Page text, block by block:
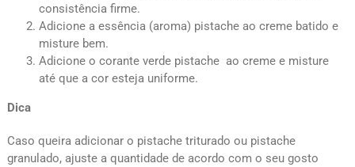
consistência firme.
Adicione a essência (aroma) pistache ao creme batido e
misture bem.
Adicione o corante verde pistache ao creme e misture
até que a cor esteja uniforme.
Dica
Caso queira adicionar o pistache triturado ou pistache
granulado, ajuste a quantidade de acordo com o seu gosto